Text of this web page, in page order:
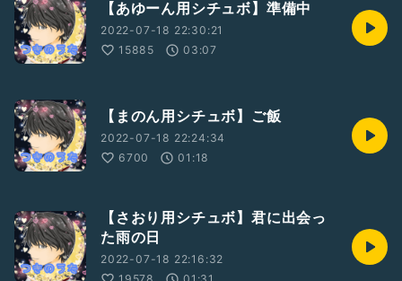
【あゆーん用シチュボ】準備中
2022-07-18 22:30:21
15885
03:07
【まのん用シチュボ】ご飯
2022-07-18 22:24:34
6700
01:18
【さおり用シチュボ】君に出会っ
た雨の日
2022-07-18 22:16:32